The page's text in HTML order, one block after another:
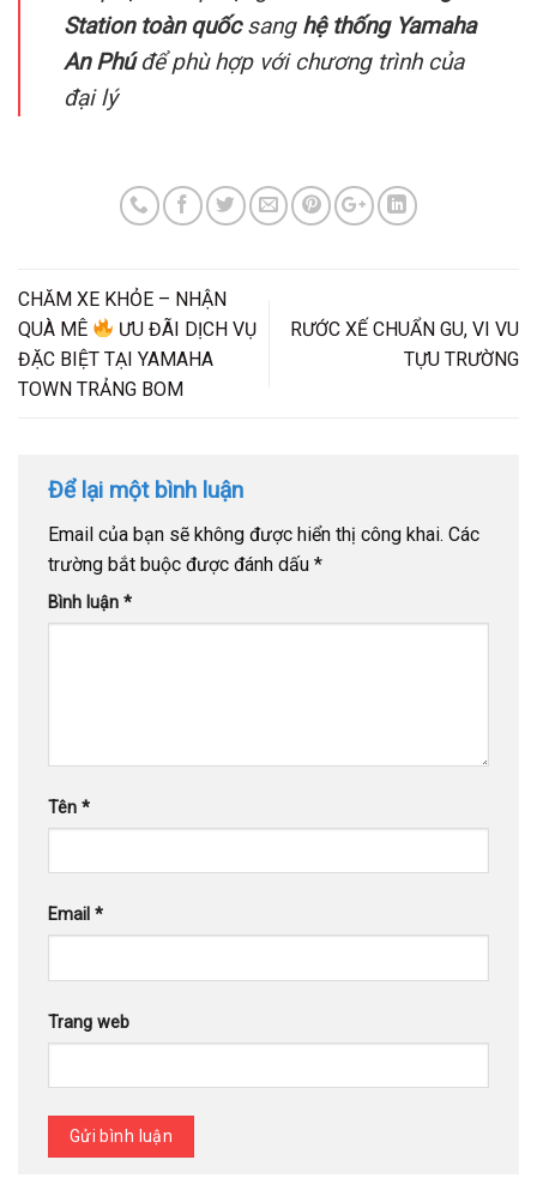
Station toàn quốcsang hệ thống Yamaha
An Phúđể phù hợp với chương trình của
đại lý
CHĂM XE KHỎE – NHẬN
QUÀ MÊ
ƯU ĐÃI DỊCH VỤ
ĐẶC BIỆT TẠI YAMAHA
TOWN TRẢNG BOM
RƯỚC XẾ CHUẨN GU, VI VU
TỰU TRƯỜNG
Để lại một bình luận
Email của bạn sẽ không được hiển thị công khai. Các
trường bắt buộc được đánh dấu *
Bình luận *
Tên *
Email *
Trang web